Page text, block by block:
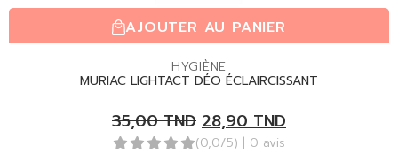
AJOUTER AU PANIER
HYGIÈNE
MURIAC LIGHTACT DÉO ÉCLAIRCISSANT
35,00TND 28,90TND
(0,0/5) | 0 avis